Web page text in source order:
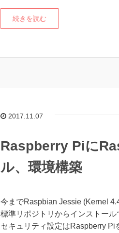
続きを読む
2017.11.07
Raspberry Piに
ル、環境構築
今までRaspbian Jessie (Kernel
標準リポジトリからインストー
セキュリティ設定はRaspberry Pi